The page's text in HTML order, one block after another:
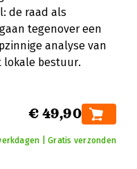
de raad als
tegenover een
analyse van
lokale bestuur.
€ 49,90
| Gratis verzonden